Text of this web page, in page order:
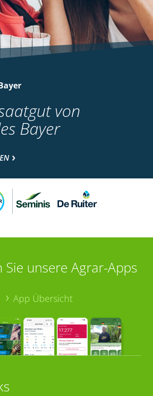
von
Bayer
Sie unsere Agrar-Apps
App Übersicht